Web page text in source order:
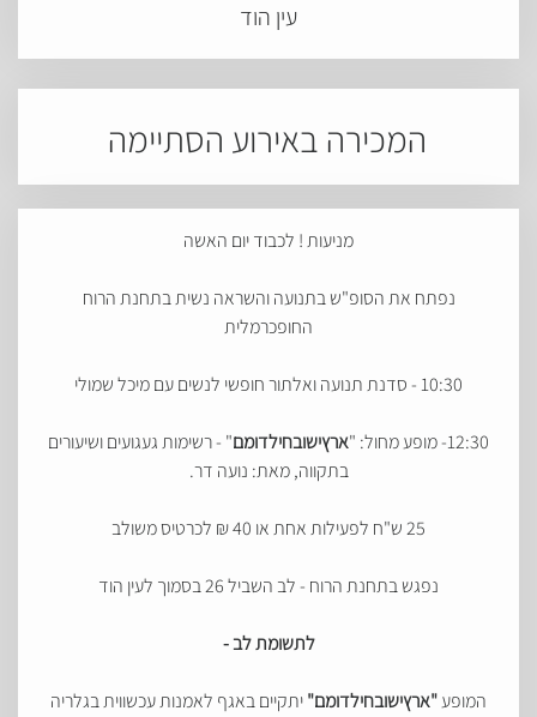
עין הוד
המכירה באירוע הסתיימה
מניעות ! לכבוד יום האשה
נפתח את הסופ"ש בתנועה והשראה נשית בתחנת הרוח
החופכרמלית
10:30 - סדנת תנועה ואלתור חופשי לנשים עם מיכל שמולי
12:30- מופע מחול: " ארץישובחילדומם" - רשימות געגועים ושיעורים
בתקווה, מאת: נועה דר.
25 ש"ח לפעילות אחת או 40 ₪ לכרטיס משולב
נפגש בתחנת הרוח - לב השביל 26 בסמוך לעין הוד
לתשומת לב -
המופע"ארץישובחילדומם"יתקייםבאגף לאמנות עכשווית בגלריה